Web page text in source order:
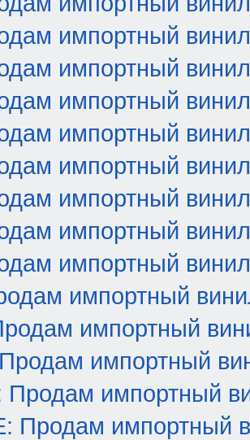
импортный винил
импортный винил
импортный винил
импортный винил
импортный винил
импортный винил
импортный винил
импортный винил
импортный
импортный
импортный
Продам импортный
Продам импортный